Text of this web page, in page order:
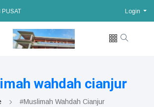
PUSAT Login
wahdah cianjur
#muslimah Wahdah Cianjur